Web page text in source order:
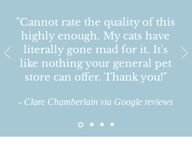
"Cannot rate the quality of this
highly enough. My cats have
literally gone mad for it. It's
like nothing your general pet
store can offer. Thank you!"
- Clare Chamberlain via Google reviews